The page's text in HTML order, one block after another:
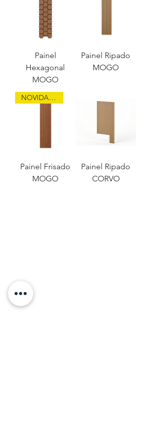
Painel
Hexagonal
MOGO
Painel Ripado
MOGO
NOVIDADE
Painel Frisado
MOGO
Painel Ripado
CORVO